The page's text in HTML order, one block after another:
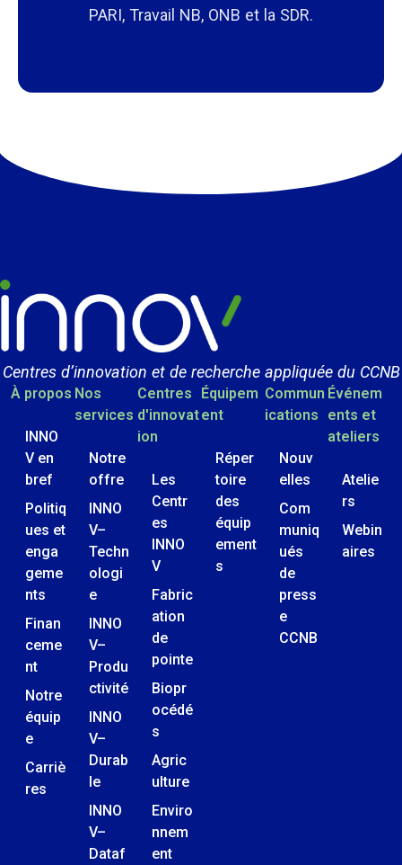
PARI, Travail NB, ONB et la SDR.
Centres d’innovation et de recherche appliquée du CCNB
À propos
INNO
V en
bref
Politiq
ues et
enga
geme
nts
Finan
ceme
nt
Notre
équip
e
Carriè
res
Nos
services
Notre
offre
INNO
V–
Techn
ologi
e
INNO
V–
Produ
ctivité
INNO
V–
Durab
le
INNO
V–
Dataf
Centres
d'innovat
ion
Les
Centr
es
INNO
V
Fabric
ation
de
pointe
Biopr
océdé
s
Agric
ulture
Enviro
nnem
ent
Équipem
ent
Réper
toire
des
équip
ement
s
Commun
ications
Nouv
elles
Com
muniq
ués
de
press
e
CCNB
Événem
ents et
ateliers
Atelie
rs
Webin
aires